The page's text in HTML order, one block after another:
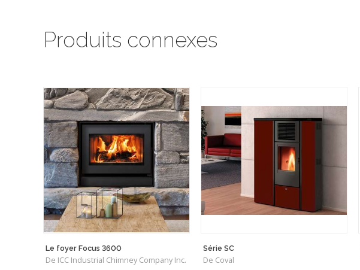
Produits connexes
Le foyer Focus 3600
De ICC Industrial Chimney Company Inc.
Série SC
De Coval